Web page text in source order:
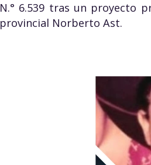
N.° 6.539 tras un proyecto
provincial Norberto Ast.